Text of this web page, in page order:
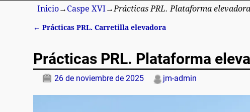
Inicio→ Caspe XVI→ Prácticas PRL. Plataforma
← Prácticas PRL. Carretilla elevadora
Prácticas PRL. Plataforma
26 de noviembre de 2025 jm-admin